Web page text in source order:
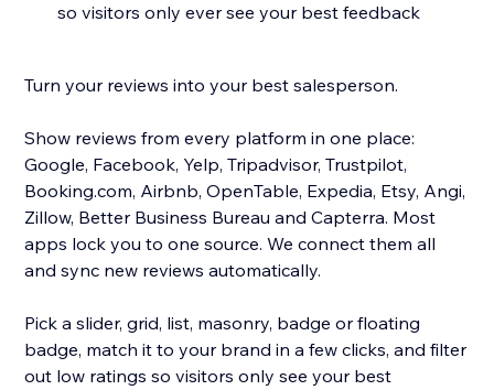
so visitors only ever see your best feedback
Turn your reviews into your best salesperson.
Show reviews from every platform in one place:
Google, Facebook, Yelp, Tripadvisor, Trustpilot,
Booking.com, Airbnb, OpenTable, Expedia, Etsy, Angi,
Zillow, Better Business Bureau and Capterra. Most
apps lock you to one source. We connect them all
and sync new reviews automatically.
Pick a slider, grid, list, masonry, badge or floating
badge, match it to your brand in a few clicks, and filter
out low ratings so visitors only see your best